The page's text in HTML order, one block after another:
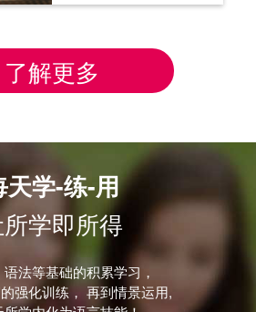
了解更多
天学-练-用
学即所得
语法等基础的积累学习，
强化训练， 再到情景运用,